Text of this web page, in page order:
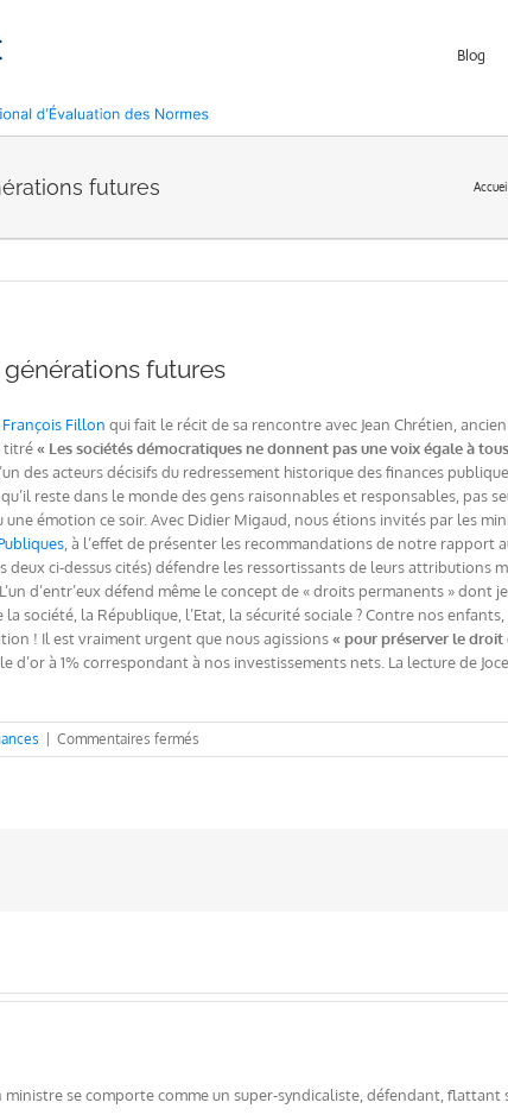
Blog
futures
futures
Fillon qui fait le récit de sa rencontre avec Jean Chrétien,
titré« Les sociétés démocratiques ne donnent pas une voix égale à
des acteurs décisifs du redressement historique des finances
reste dans le monde des gens raisonnables et responsables, pas
une émotion ce soir. Avec Didier Migaud, nous étions invités par les
, à l’effet de présenter les recommandations de notre rapport
deux ci-dessus cités) défendre les ressortissants de leurs attributions
d’entr’eux défend même le concept de « droits permanents » dont
société, la République, l’Etat, la sécurité sociale ? Contre nos
! Il est vraiment urgent que nous agissions« pour préserver le droit
à 1% correspondant à nos investissements nets. La lecture de
Commentaires fermés
Préserver
ministre se comporte comme un super-syndicaliste, défendant,